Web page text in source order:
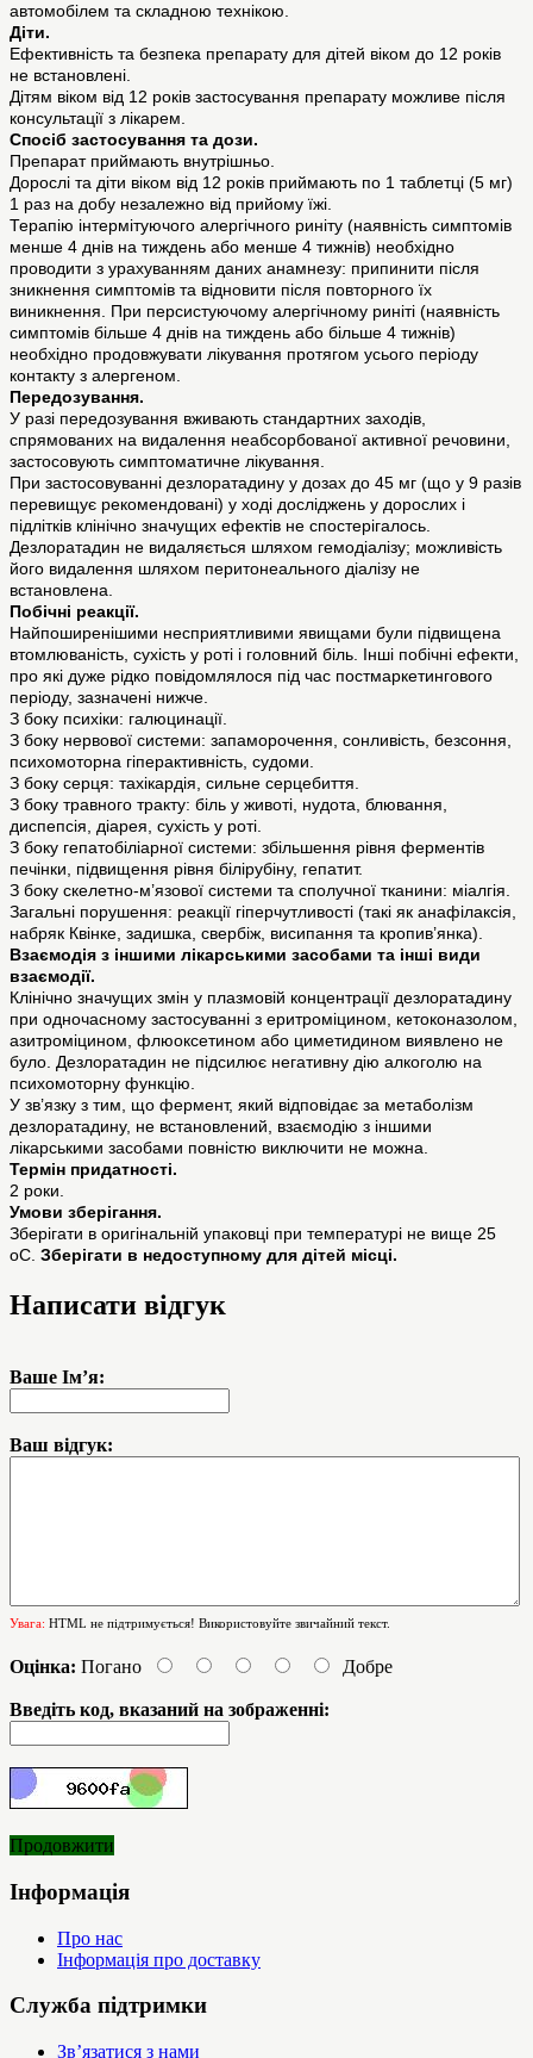
автомобілем та складною технікою.
Діти.
Ефективність та безпека препарату для дітей віком до 12 років
не встановлені.
Дітям віком від 12 років застосування препарату можливе після
консультації з лікарем.
Спосіб застосування та дози.
Препарат приймають внутрішньо.
Дорослі та діти віком від 12 років приймають по 1 таблетці (5 мг)
1 раз на добу незалежно від прийому їжі.
Терапію інтермітуючого алергічного риніту (наявність симптомів
менше 4 днів на тиждень або менше 4 тижнів) необхідно
проводити з урахуванням даних анамнезу: припинити після
зникнення симптомів та відновити після повторного їх
виникнення. При персистуючому алергічному риніті (наявність
симптомів більше 4 днів на тиждень або більше 4 тижнів)
необхідно продовжувати лікування протягом усього періоду
контакту з алергеном.
Передозування.
У разі передозування вживають стандартних заходів,
спрямованих на видалення неабсорбованої активної речовини,
застосовують симптоматичне лікування.
При застосовуванні дезлоратадину у дозах до 45 мг (що у 9 разів
перевищує рекомендовані) у ході досліджень у дорослих і
підлітків клінічно значущих ефектів не спостерігалось.
Дезлоратадин не видаляється шляхом гемодіалізу; можливість
його видалення шляхом перитонеального діалізу не
встановлена.
Побічні реакції.
Найпоширенішими несприятливими явищами були підвищена
втомлюваність, сухість у роті і головний біль. Інші побічні ефекти,
про які дуже рідко повідомлялося під час постмаркетингового
періоду, зазначені нижче.
З боку психіки: галюцинації.
З боку нервової системи: запаморочення, сонливість, безсоння,
психомоторна гіперактивність, судоми.
З боку серця: тахікардія, сильне серцебиття.
З боку травного тракту: біль у животі, нудота, блювання,
диспепсія, діарея, сухість у роті.
З боку гепатобіліарної системи: збільшення рівня ферментів
печінки, підвищення рівня білірубіну, гепатит.
З боку скелетно-м’язової системи та сполучної тканини: міалгія.
Загальні порушення: реакції гіперчутливості (такі як анафілаксія,
набряк Квінке, задишка, свербіж, висипання та кропив’янка).
Взаємодія з іншими лікарськими засобами та інші види
взаємодії.
Клінічно значущих змін у плазмовій концентрації дезлоратадину
при одночасному застосуванні з еритроміцином, кетоконазолом,
азитроміцином, флюоксетином або циметидином виявлено не
було. Дезлоратадин не підсилює негативну дію алкоголю на
психомоторну функцію.
У зв’язку з тим, що фермент, який відповідає за метаболізм
дезлоратадину, не встановлений, взаємодію з іншими
лікарськими засобами повністю виключити не можна.
Термін придатності.
2 роки.
Умови зберігання.
Зберігати в оригінальній упаковці при температурі не вище 25
оС. Зберігати в недоступному для дітей місці.
Написати відгук
Ваше Ім’я:
Ваш відгук:
Увага: HTML не підтримується! Використовуйте звичайний текст.
Оцінка: Погано Добре
Введіть код, вказаний на зображенні:
Продовжити
Інформація
Про нас
Інформація про доставку
Служба підтримки
Зв’язатися з нами